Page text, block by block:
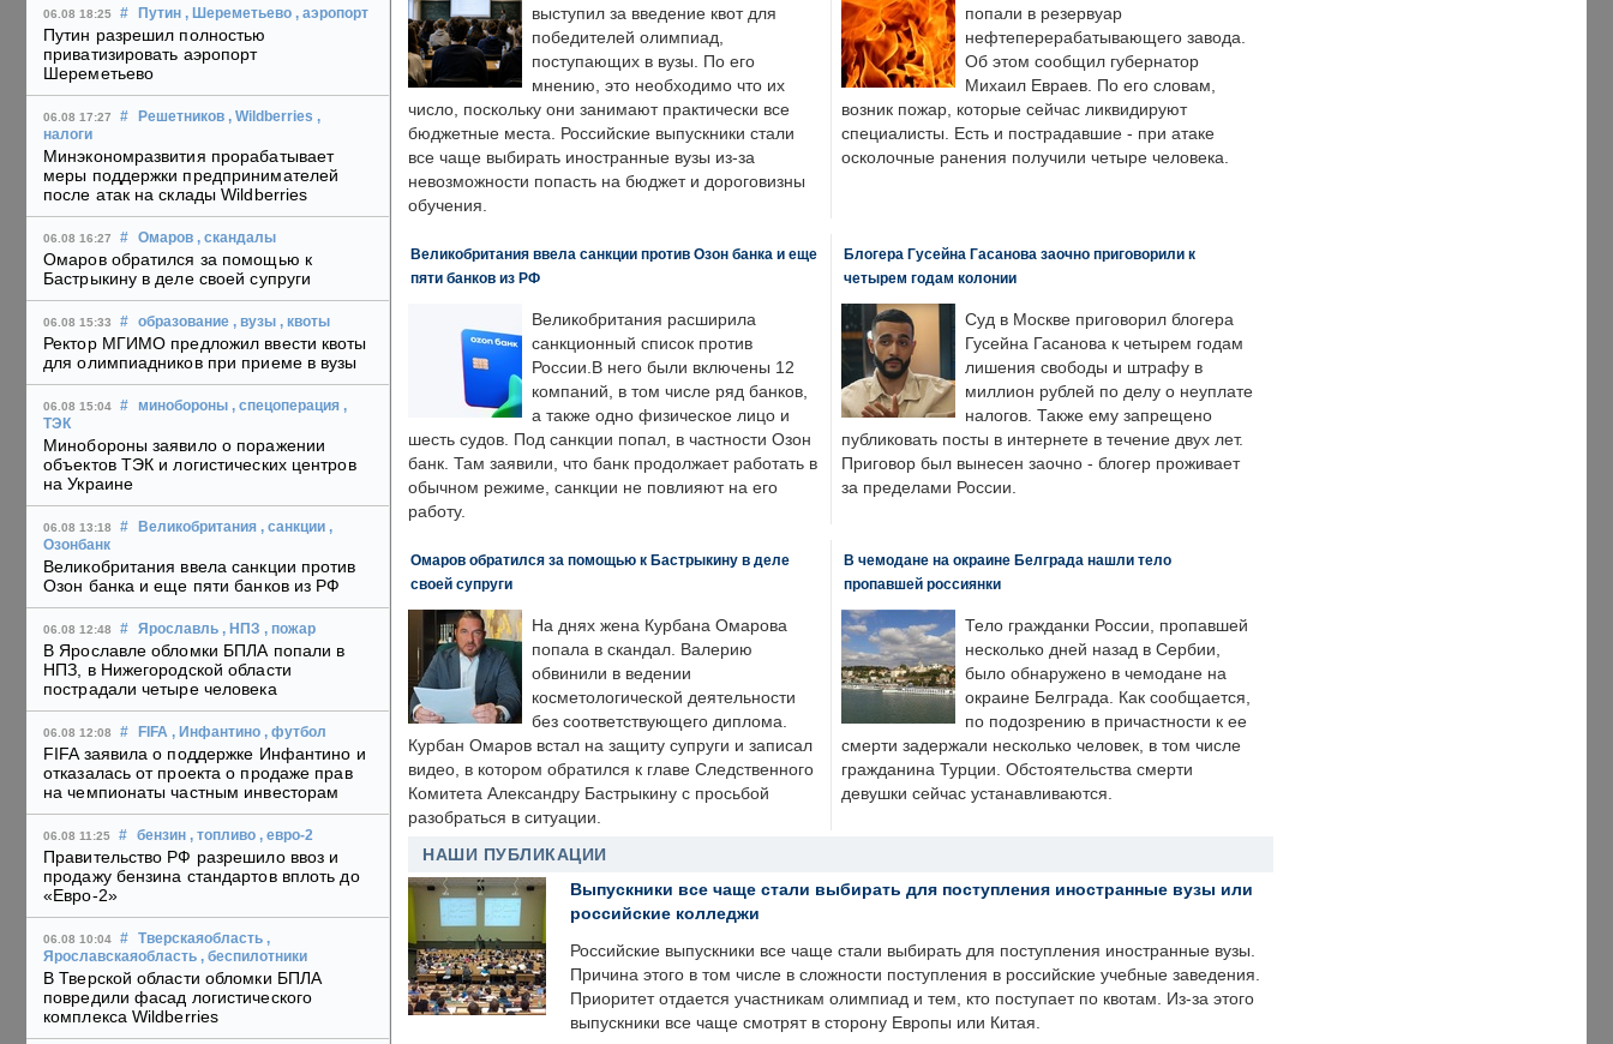
06.08 18:25 # Путин , Шереметьево , аэропорт
Путин разрешил полностью
приватизировать аэропорт
Шереметьево
06.08 17:27 # Решетников , Wildberries ,
налоги
Минэкономразвития прорабатывает
меры поддержки предпринимателей
после атак на склады Wildberries
06.08 16:27 # Омаров , скандалы
Омаров обратился за помощью к
Бастрыкину в деле своей супруги
06.08 15:33 # образование , вузы , квоты
Ректор МГИМО предложил ввести квоты
для олимпиадников при приеме в вузы
06.08 15:04 # минобороны , спецоперация ,
ТЭК
Минобороны заявило о поражении
объектов ТЭК и логистических центров
на Украине
06.08 13:18 # Великобритания , санкции ,
Озонбанк
Великобритания ввела санкции против
Озон банка и еще пяти банков из РФ
06.08 12:48 # Ярославль , НПЗ , пожар
В Ярославле обломки БПЛА попали в
НПЗ, в Нижегородской области
пострадали четыре человека
06.08 12:08 # FIFA , Инфантино , футбол
FIFA заявила о поддержке Инфантино и
отказалась от проекта о продаже прав
на чемпионаты частным инвесторам
06.08 11:25 # бензин , топливо , евро-2
Правительство РФ разрешило ввоз и
продажу бензина стандартов вплоть до
«Евро-2»
06.08 10:04 # Тверскаяобласть ,
Ярославскаяобласть , беспилотники
В Тверской области обломки БПЛА
повредили фасад логистического
комплекса Wildberries
выступил за введение квот для
победителей олимпиад,
поступающих в вузы. По его
мнению, это необходимо что их
число, поскольку они занимают практически все
бюджетные места. Российские выпускники стали
все чаще выбирать иностранные вузы из-за
невозможности попасть на бюджет и дороговизны
обучения.
попали в резервуар
нефтеперерабатывающего завода.
Об этом сообщил губернатор
Михаил Евраев. По его словам,
возник пожар, которые сейчас ликвидируют
специалисты. Есть и пострадавшие - при атаке
осколочные ранения получили четыре человека.
Великобритания ввела санкции против Озон банка и еще
пяти банков из РФ
Великобритания расширила
санкционный список против
России.В него были включены 12
компаний, в том числе ряд банков,
а также одно физическое лицо и
шесть судов. Под санкции попал, в частности Озон
банк. Там заявили, что банк продолжает работать в
обычном режиме, санкции не повлияют на его
работу.
Блогера Гусейна Гасанова заочно приговорили к
четырем годам колонии
Суд в Москве приговорил блогера
Гусейна Гасанова к четырем годам
лишения свободы и штрафу в
миллион рублей по делу о неуплате
налогов. Также ему запрещено
публиковать посты в интернете в течение двух лет.
Приговор был вынесен заочно - блогер проживает
за пределами России.
Омаров обратился за помощью к Бастрыкину в деле
своей супруги
На днях жена Курбана Омарова
попала в скандал. Валерию
обвинили в ведении
косметологической деятельности
без соответствующего диплома.
Курбан Омаров встал на защиту супруги и записал
видео, в котором обратился к главе Следственного
Комитета Александру Бастрыкину с просьбой
разобраться в ситуации.
В чемодане на окраине Белграда нашли тело
пропавшей россиянки
Тело гражданки России, пропавшей
несколько дней назад в Сербии,
было обнаружено в чемодане на
окраине Белграда. Как сообщается,
по подозрению в причастности к ее
смерти задержали несколько человек, в том числе
гражданина Турции. Обстоятельства смерти
девушки сейчас устанавливаются.
НАШИ ПУБЛИКАЦИИ
Выпускники все чаще стали выбирать для поступления иностранные вузы или
российские колледжи
Российские выпускники все чаще стали выбирать для поступления иностранные вузы.
Причина этого в том числе в сложности поступления в российские учебные заведения.
Приоритет отдается участникам олимпиад и тем, кто поступает по квотам. Из-за этого
выпускники все чаще смотрят в сторону Европы или Китая.